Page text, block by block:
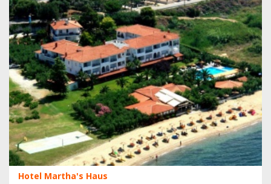
Hotel Martha's Haus